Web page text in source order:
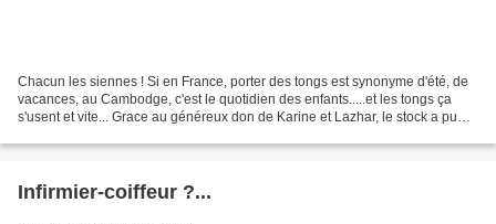
Chacun les siennes ! Si en France, porter des tongs est synonyme d'été, de
vacances, au Cambodge, c'est le quotidien des enfants.....et les tongs ça
s'usent et vite... Grace au généreux don de Karine et Lazhar, le stock a pu
Infirmier-coiffeur ?...